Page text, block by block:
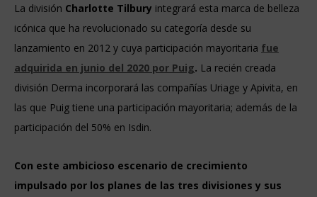
La división Charlotte Tilbury integrará esta marca de belleza
icónica que ha revolucionado su categoría desde su
lanzamiento en 2012 y cuya participación mayoritaria fue
adquirida en junio del 2020 por Puig. La recién creada
división Derma incorporará las compañías Uriage y Apivita, en
las que Puig tiene una participación mayoritaria; además de la
participación del 50% en Isdin.
Con este ambicioso escenario de crecimiento
impulsado por los planes de las tres divisiones y sus